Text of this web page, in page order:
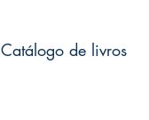
Catálogo de livros